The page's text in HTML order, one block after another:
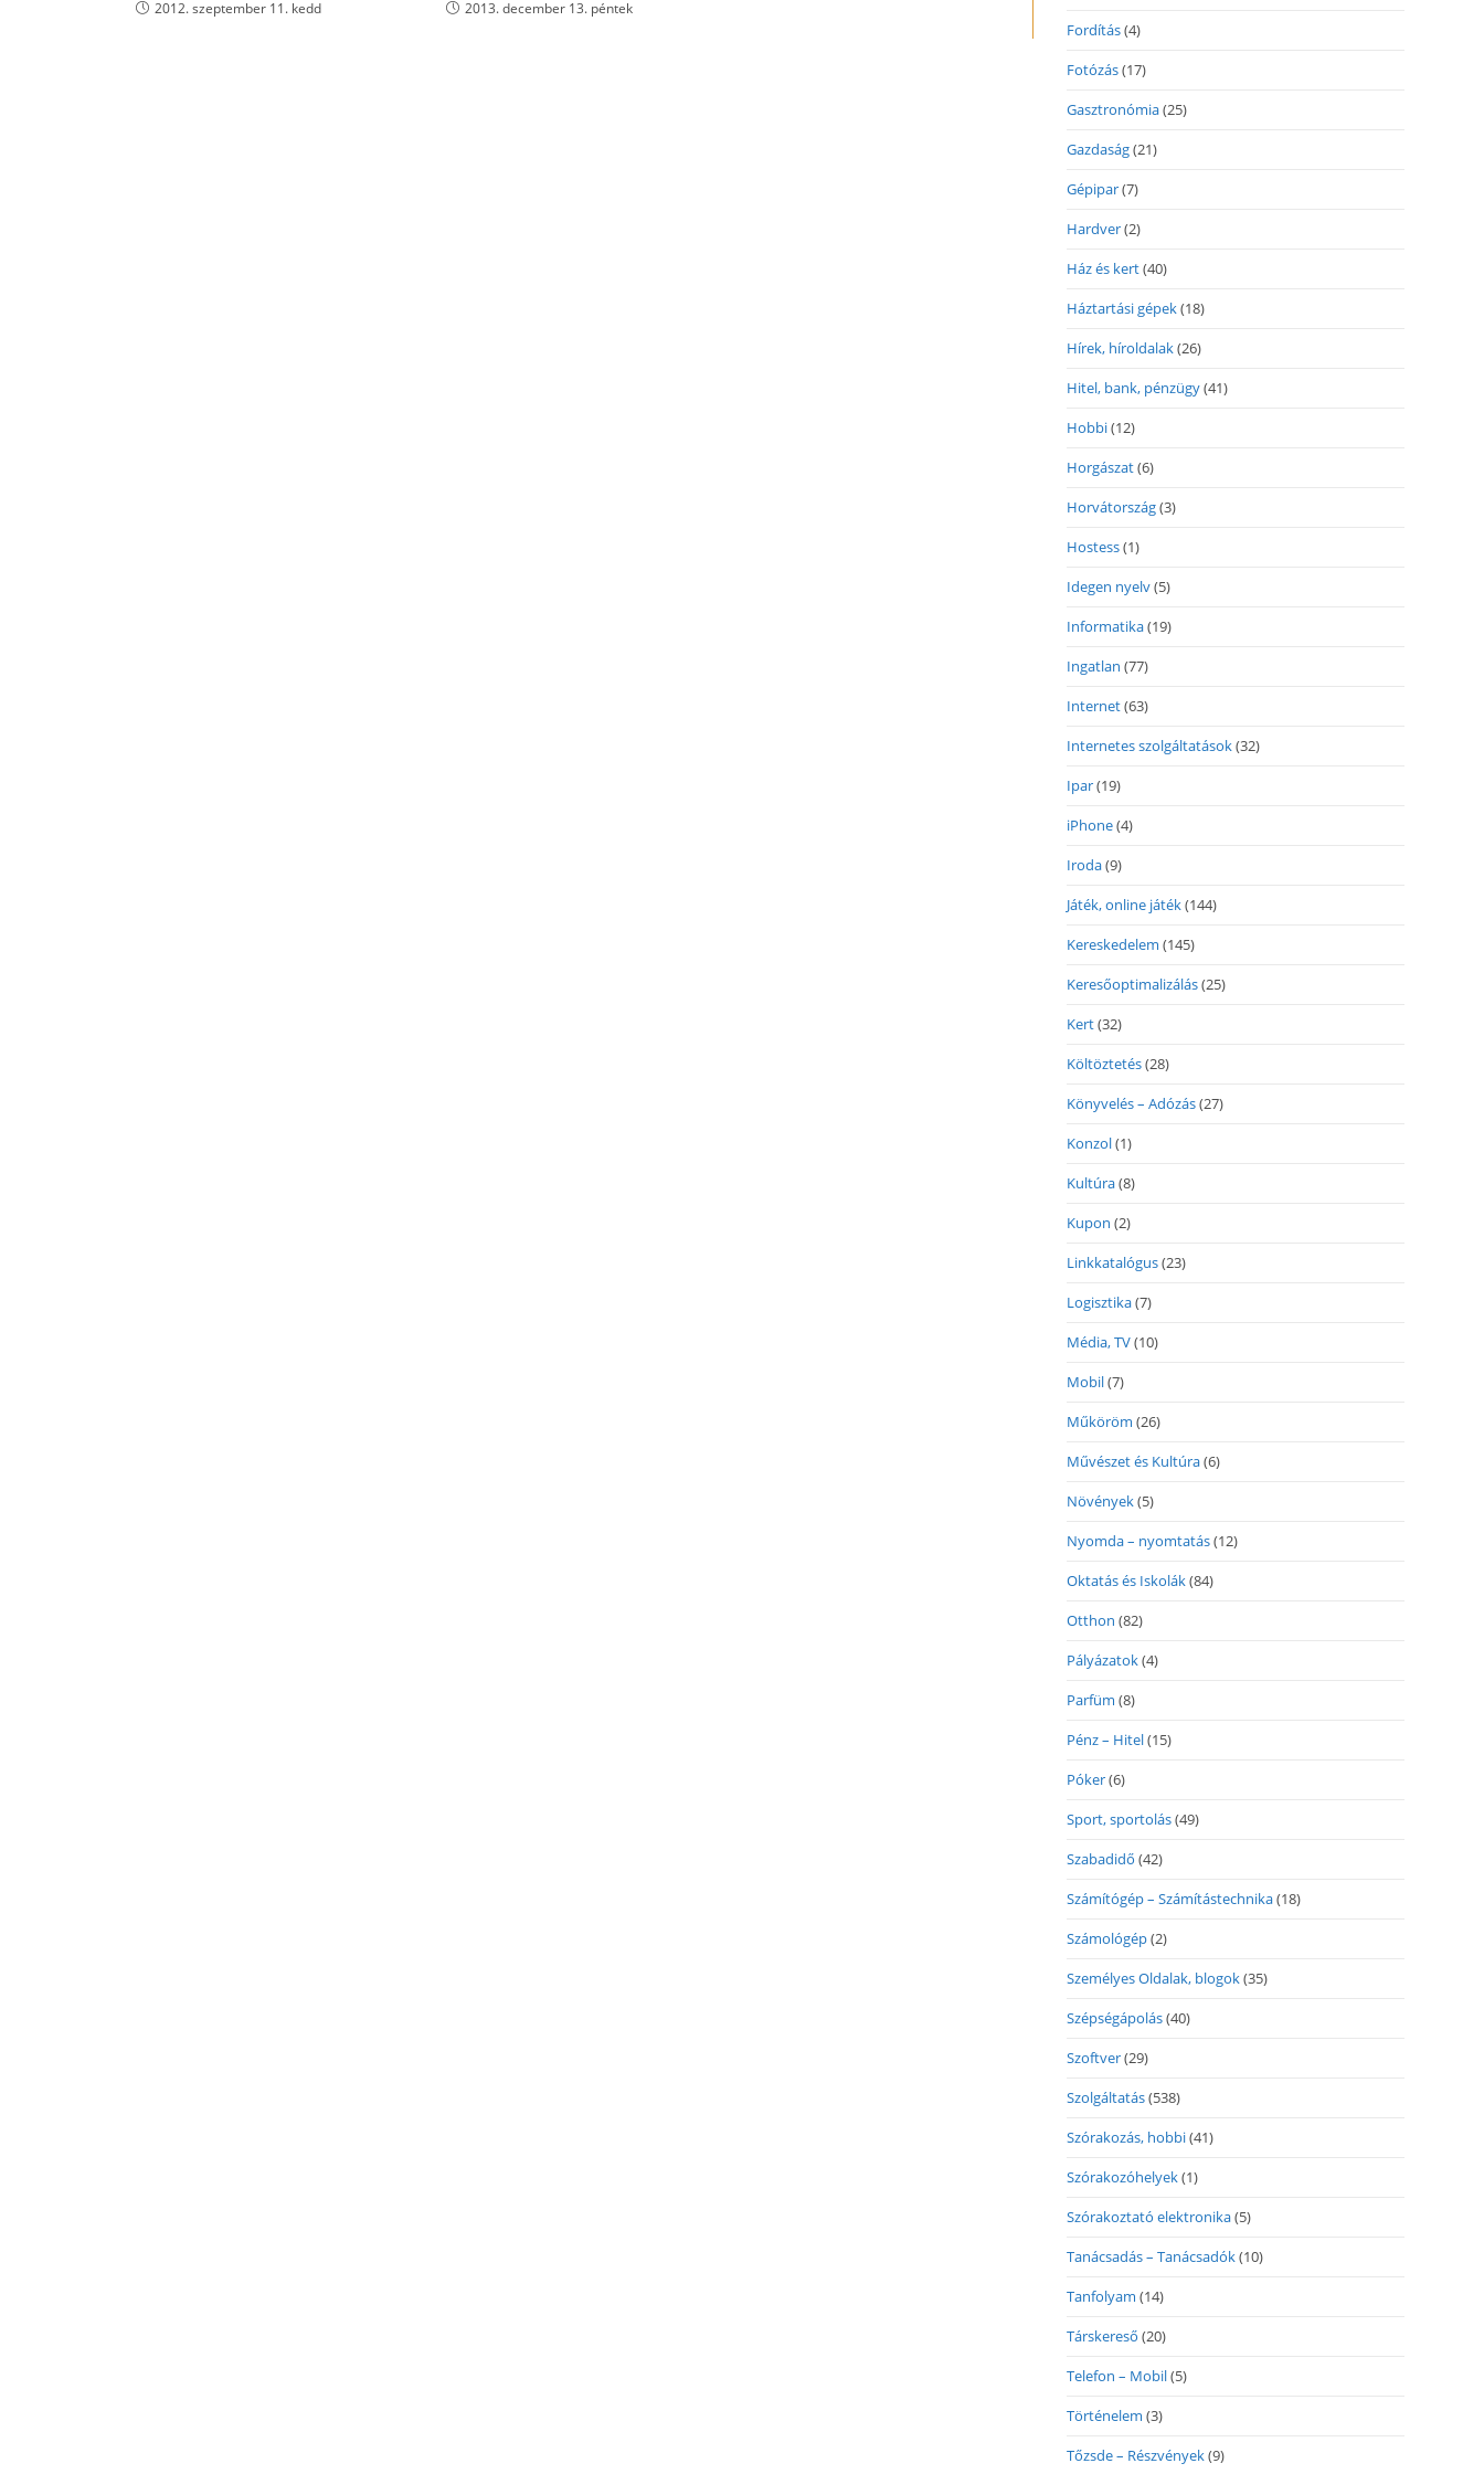
2012. szeptember 11. kedd 2013. december 13. péntek
Fordítás(4)
Fotózás(17)
Gasztronómia(25)
Gazdaság(21)
Gépipar(7)
Hardver(2)
Ház és kert(40)
Háztartási gépek(18)
Hírek, híroldalak(26)
Hitel, bank, pénzügy(41)
Hobbi(12)
Horgászat(6)
Horvátország(3)
Hostess(1)
Idegen nyelv(5)
Informatika(19)
Ingatlan (77)
Internet(63)
Internetes szolgáltatások(32)
Ipar(19)
iPhone(4)
Iroda(9)
Játék, online játék(144)
Kereskedelem (145)
Keresőoptimalizálás(25)
Kert(32)
Költöztetés(28)
Könyvelés – Adózás(27)
Konzol(1)
Kultúra(8)
Kupon (2)
Linkkatalógus(23)
Logisztika(7)
Média, TV(10)
Mobil(7)
Műköröm (26)
Művészet és Kultúra(6)
Növények(5)
Nyomda – nyomtatás(12)
Oktatás és Iskolák(84)
Otthon (82)
Pályázatok(4)
Parfüm (8)
Pénz – Hitel(15)
Póker(6)
Sport, sportolás(49)
Szabadidő (42)
Számítógép – Számítástechnika(18)
Számológép(2)
Személyes Oldalak, blogok(35)
Szépségápolás(40)
Szoftver(29)
Szolgáltatás(538)
Szórakozás, hobbi(41)
Szórakozóhelyek(1)
Szórakoztató elektronika(5)
Tanácsadás – Tanácsadók(10)
Tanfolyam (14)
Társkereső (20)
Telefon – Mobil(5)
Történelem (3)
Tőzsde – Részvények(9)